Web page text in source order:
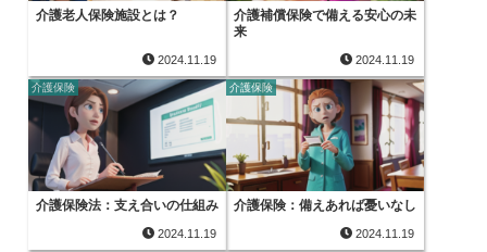
介護老人保険施設とは？
2024.11.19
介護補償保険で備える安心の未
来
2024.11.19
介護保険
介護保険法：支え合いの仕組み
2024.11.19
介護保険
介護保険：備えあれば憂いなし
2024.11.19